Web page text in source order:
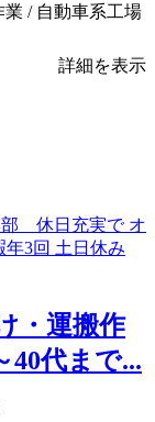
/ 自動車系工場
詳細を表示
・運搬作
40代まで...